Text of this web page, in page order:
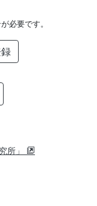
必要です。
所」